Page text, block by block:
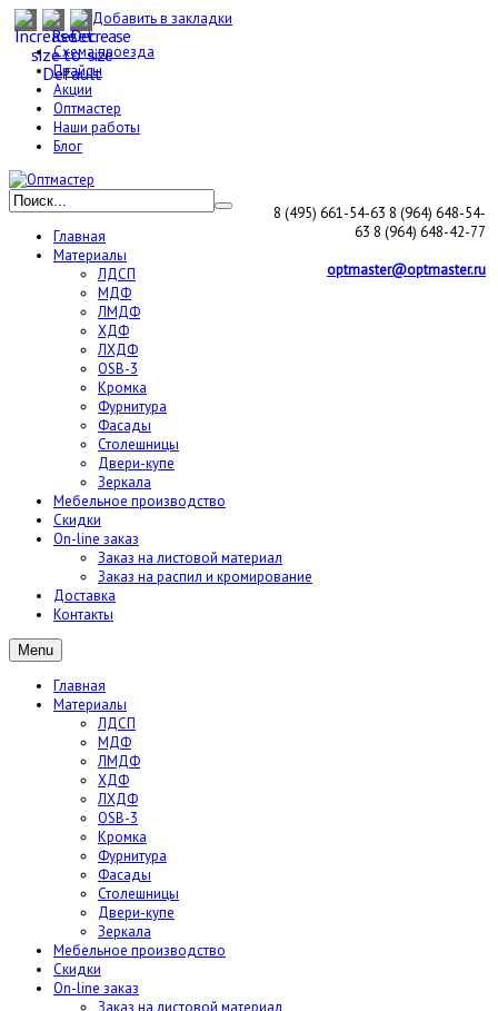
Добавить в закладки
Схема проезда
Прайсы
Акции
Оптмастер
Наши работы
Блог
8 (495) 661-54-63 8 (964) 648-54-
63 8 (964) 648-42-77
optmaster@optmaster.ru
Главная
Материалы
ЛДСП
МДФ
ЛМДФ
ХДФ
ЛХДФ
OSB-3
Кромка
Фурнитура
Фасады
Столешницы
Двери-купе
Зеркала
Мебельное производство
Скидки
On-line заказ
Заказ на листовой материал
Заказ на распил и кромирование
Доставка
Контакты
Menu
Главная
Материалы
ЛДСП
МДФ
ЛМДФ
ХДФ
ЛХДФ
OSB-3
Кромка
Фурнитура
Фасады
Столешницы
Двери-купе
Зеркала
Мебельное производство
Скидки
On-line заказ
Заказ на листовой материал